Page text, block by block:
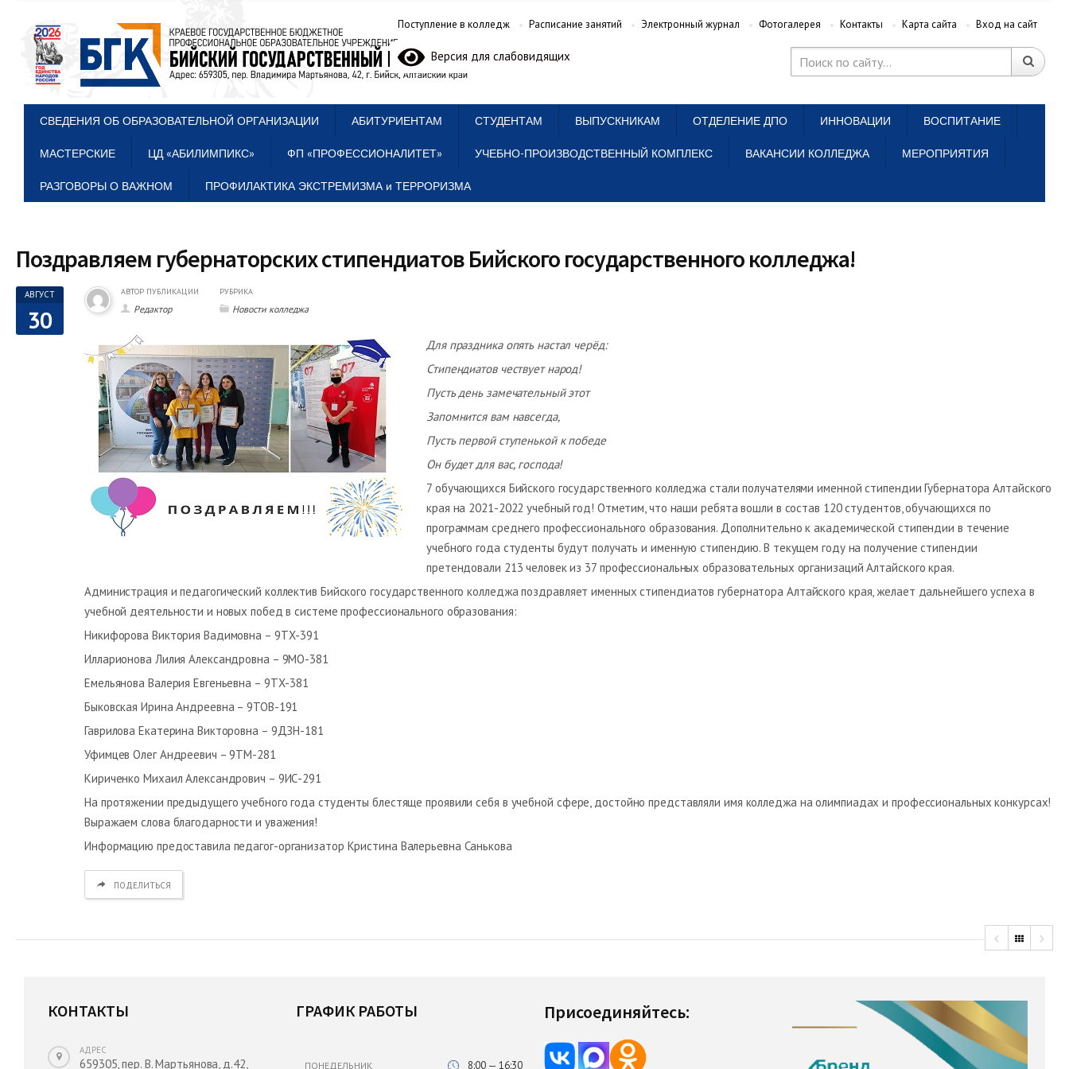
Поступление в колледж Расписание занятий Электронный журнал Фотогалерея Контакты Карта сайта Вход на сайт
Версия для слабовидящих
СВЕДЕНИЯ ОБ ОБРАЗОВАТЕЛЬНОЙ ОРГАНИЗАЦИИ АБИТУРИЕНТАМ СТУДЕНТАМ ВЫПУСКНИКАМ ОТДЕЛЕНИЕ ДПО ИННОВАЦИИ ВОСПИТАНИЕ
МАСТЕРСКИЕ ЦД «АБИЛИМПИКС» ФП «ПРОФЕССИОНАЛИТЕТ» УЧЕБНО-ПРОИЗВОДСТВЕННЫЙ КОМПЛЕКС ВАКАНСИИ КОЛЛЕДЖА МЕРОПРИЯТИЯ
РАЗГОВОРЫ О ВАЖНОМ ПРОФИЛАКТИКА ЭКСТРЕМИЗМА и ТЕРРОРИЗМА
Поздравляем губернаторских стипендиатов Бийского государственного колледжа!
АВГУСТ
30
АВТОР ПУБЛИКАЦИИ
Редактор
РУБРИКА
Новости колледжа
Для праздника опять настал черёд:
Стипендиатов чествует народ!
Пусть день замечательный этот
Запомнится вам навсегда,
Пусть первой ступенькой к победе
Он будет для вас, господа!
7 обучающихся Бийского государственного колледжа стали получателями именной стипендии Губернатора Алтайского
края на 2021-2022 учебный год! Отметим, что наши ребята вошли в состав 120 студентов, обучающихся по
программам среднего профессионального образования. Дополнительно к академической стипендии в течение
учебного года студенты будут получать и именную стипендию. В текущем году на получение стипендии
претендовали 213 человек из 37 профессиональных образовательных организаций Алтайского края.
Администрация и педагогический коллектив Бийского государственного колледжа поздравляет именных стипендиатов губернатора Алтайского края, желает дальнейшего успеха в
учебной деятельности и новых побед в системе профессионального образования:
Никифорова Виктория Вадимовна – 9ТХ-391
Илларионова Лилия Александровна – 9МО-381
Емельянова Валерия Евгеньевна – 9ТХ-381
Быковская Ирина Андреевна – 9ТОВ-191
Гаврилова Екатерина Викторовна – 9ДЗН-181
Уфимцев Олег Андреевич – 9ТМ-281
Кириченко Михаил Александрович – 9ИС-291
На протяжении предыдущего учебного года студенты блестяще проявили себя в учебной сфере, достойно представляли имя колледжа на олимпиадах и профессиональных конкурсах!
Выражаем слова благодарности и уважения!
Информацию предоставила педагог-организатор Кристина Валерьевна Санькова
ПОДЕЛИТЬСЯ
КОНТАКТЫ
АДРЕС
659305, пер. В. Мартьянова, д.42,
ГРАФИК РАБОТЫ
ПОНЕДЕЛЬНИК 8:00 — 16:30
Присоединяйтесь: